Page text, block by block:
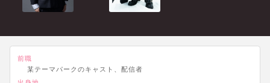
前職
某テーマパークのキャスト、配信者